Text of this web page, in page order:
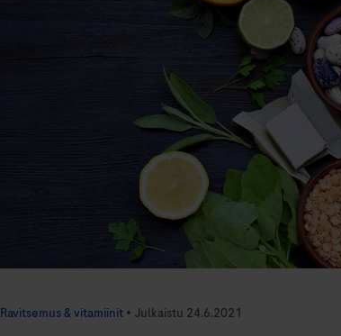
Ravitsemus & vitamiinit• Julkaistu 24.6.2021